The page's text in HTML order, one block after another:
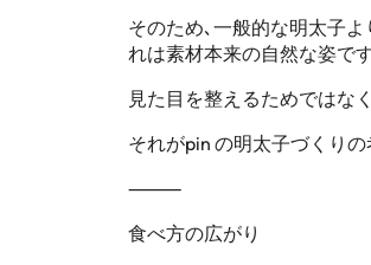
そのため､一般的な明太子よ
れは素材本来の自然な姿で
見た目を整えるためではな
それがpin の明太子づくりの
⸻
食べ方の広がり